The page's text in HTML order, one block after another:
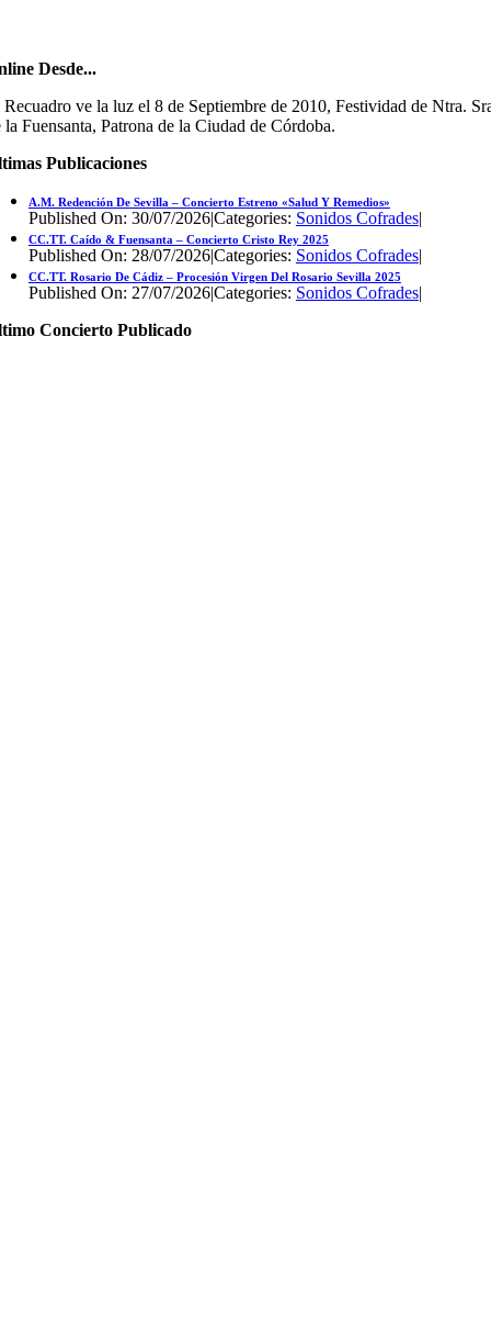
Desde...
ve la luz el 8 de Septiembre de 2010, Festividad de Ntra.
la Fuensanta, Patrona de la Ciudad de Córdoba.
Publicaciones
A.M. Redención De Sevilla – Concierto Estreno «Salud Y Remedios»
Published On: 30/07/2026|Categories: Sonidos Cofrades|
CC.TT. Caído & Fuensanta – Concierto Cristo Rey 2025
Published On: 28/07/2026|Categories: Sonidos Cofrades|
CC.TT. Rosario De Cádiz – Procesión Virgen Del Rosario Sevilla 2025
Published On: 27/07/2026|Categories: Sonidos Cofrades|
Concierto Publicado